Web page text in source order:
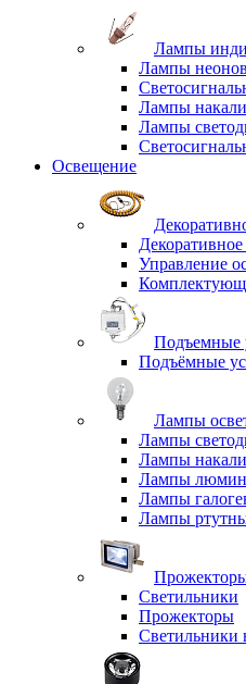
Лампы
Лампы
Лампы
Лампы
Освещение
Управление
Подъемные
Подъёмные
Лампы
Лампы
Лампы
Лампы
Лампы
Лампы
Светильники
Прожекторы
Светильники